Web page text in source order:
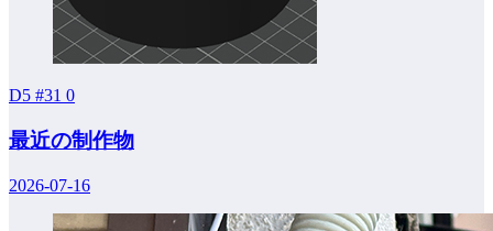
D5 #31 0
最近の制作物
2026-07-16